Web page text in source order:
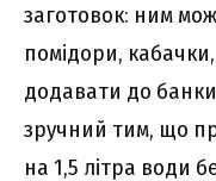
заготовок: ним
помідори,
додавати до
зручний тим, що
на 1,5 літра води